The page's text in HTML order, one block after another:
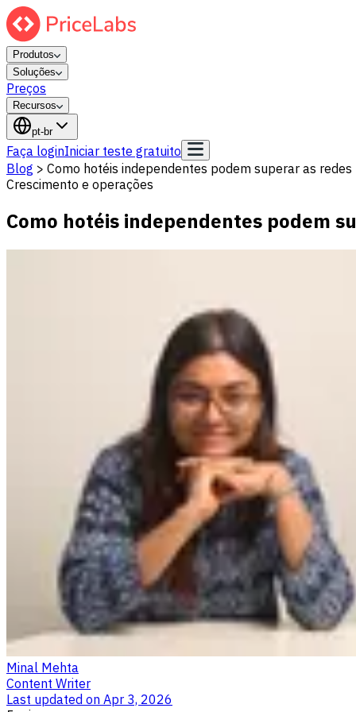
Produtos
Soluções
Preços
Recursos
pt-br
Faça loginIniciar teste gratuito
Blog > Como hotéis independentes podem superar as
Crescimento e operações
Como hotéis independentes podem
Minal Mehta
Content Writer
Last updated on Apr 3, 2026